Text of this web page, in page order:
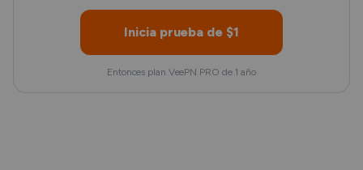
Inicia prueba de $1
Entonces plan VeePN PRO de 1 año